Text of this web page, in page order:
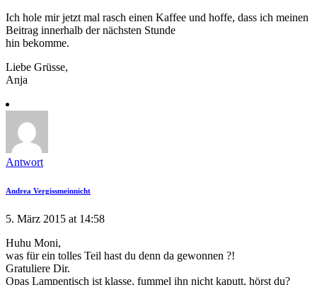
Ich hole mir jetzt mal rasch einen Kaffee und hoffe, dass ich meinen
Beitrag innerhalb der nächsten Stunde
hin bekomme.
Liebe Grüsse,
Anja
Antwort
Andrea Vergissmeinnicht
5. März 2015 at 14:58
Huhu Moni,
was für ein tolles Teil hast du denn da gewonnen ?!
Gratuliere Dir.
Opas Lampentisch ist klasse, fummel ihn nicht kaputt, hörst du?